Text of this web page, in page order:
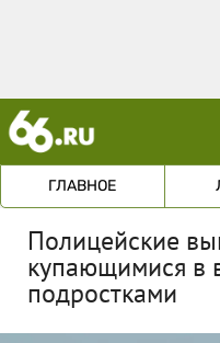
ГЛАВНОЕ
Полицейские
купающимися в
подростками